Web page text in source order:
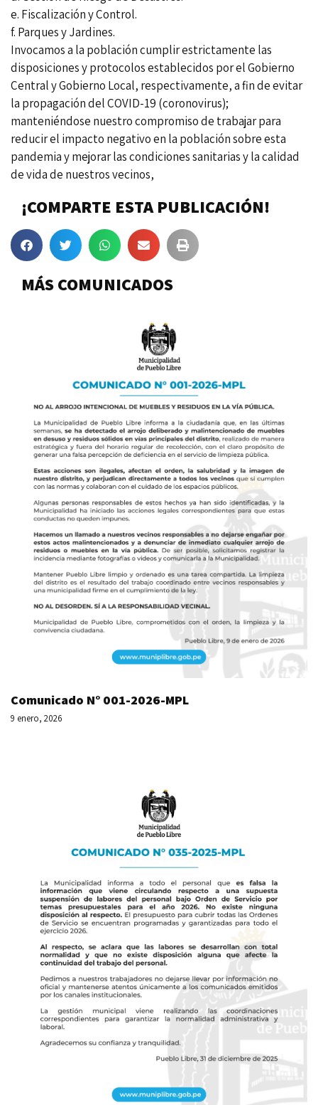
e. Fiscalización y Control.
f. Parques y Jardines.
Invocamos a la población cumplir estrictamente las
disposiciones y protocolos establecidos por el Gobierno
Central y Gobierno Local, respectivamente, a fin de evitar
la propagación del COVID-19 (coronovirus);
manteniéndose nuestro compromiso de trabajar para
reducir el impacto negativo en la población sobre esta
pandemia y mejorar las condiciones sanitarias y la calidad
de vida de nuestros vecinos,
¡COMPARTE ESTA PUBLICACIÓN!
MÁS COMUNICADOS
Comunicado N° 001-2026-MPL
9 enero, 2026